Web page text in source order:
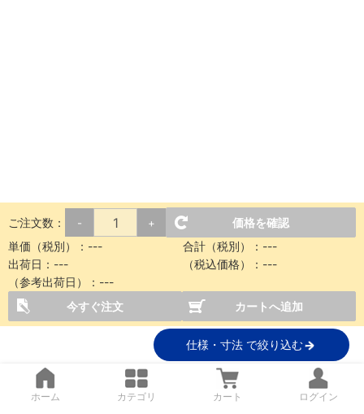
ご注文数： - +
価格を確認
単価（税別）： --- 合計（税別）： ---
出荷日： --- （税込価格）： ---
（参考出荷日）： ---
今すぐ注文
カートへ追加
仕様・寸法 で絞り込む
ホーム カテゴリ カート ログイン